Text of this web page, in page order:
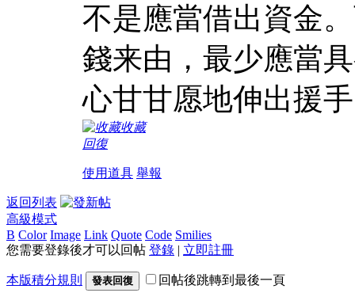
不是應當借出資金
錢来由，最少應當
心甘甘愿地伸出援
收藏
回復
使用道具 舉報
返回列表
高級模式
B Color Image Link Quote Code Smilies
您需要登錄後才可以回帖 登錄 | 立即註冊
本版積分規則 發表回復 回帖後跳轉到最後一頁